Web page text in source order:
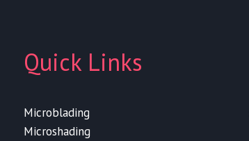
Quick Links
Microblading
Microshading